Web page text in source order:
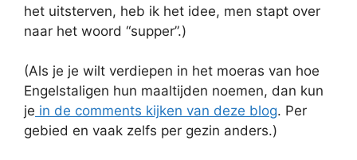
het uitsterven, heb ik het idee, men stapt over
naar het woord “supper”.)
(Als je je wilt verdiepen in het moeras van hoe
Engelstaligen hun maaltijden noemen, dan kun
je in de comments kijken van deze blog. Per
gebied en vaak zelfs per gezin anders.)